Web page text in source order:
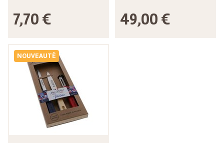
7,70 € 49,00 €
NOUVEAUTÉ